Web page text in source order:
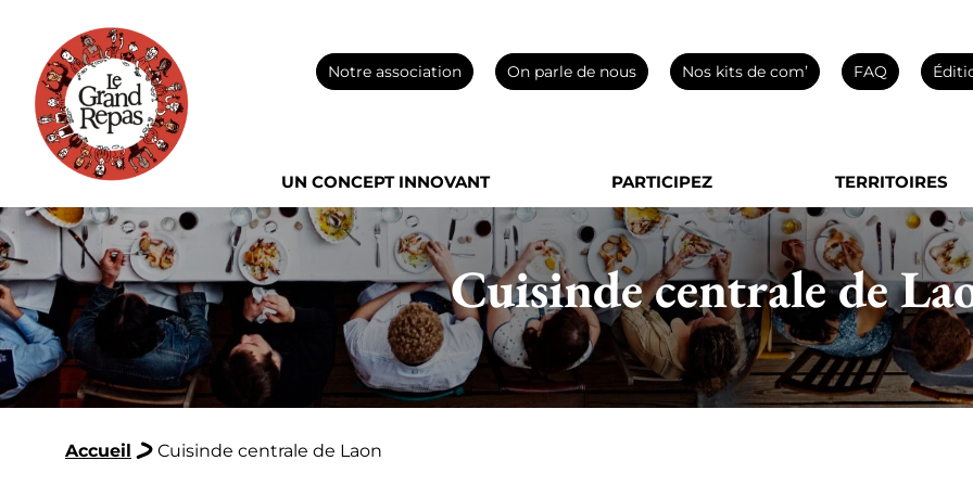
Notre association On parle de nous Nos kits de com’ FAQ
UN CONCEPT INNOVANT PARTICIPEZ TERRITOIRES
Cuisinde centrale de
Accueil Cuisinde centrale de Laon